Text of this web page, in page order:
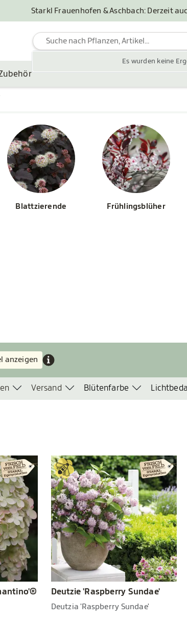
Starkl Frauenhofen & Aschbach: Derzeit
Es wurden keine
Blattzierende Frühlingsblüher
anzeigen
Versand Blütenfarbe
Deutzie 'Raspberry Sundae'
Deutzia 'Raspberry Sundae'